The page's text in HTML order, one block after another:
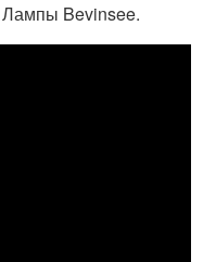
Лампы Bevinsee.